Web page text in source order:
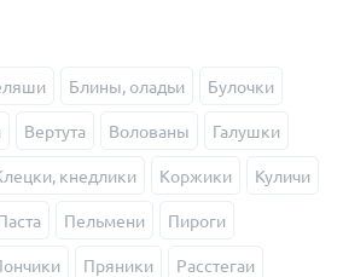
Блины, оладьи Булочки
Вертута Волованы Галушки
кнедлики Коржики Куличи
Пельмени Пироги
Пряники Расстегаи